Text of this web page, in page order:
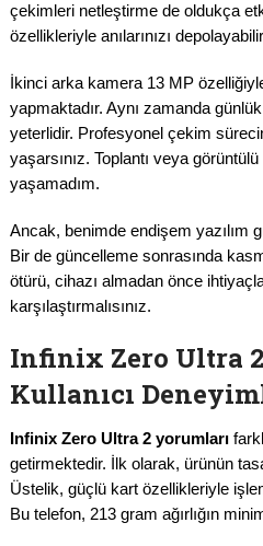
çekimleri netleştirme de oldukça
özellikleriyle anılarınızı
İkinci arka kamera 13 MP
yapmaktadır. Aynı zamanda
yeterlidir. Profesyonel çekim
yaşarsınız. Toplantı veya
yaşamadım.
Ancak, benimde endişem yazılım
Bir de güncelleme sonrasında
ötürü, cihazı almadan önce
karşılaştırmalısınız.
Infinix Zero Ultra
Kullanıcı
Infinix Zero Ultra 2 yorumları
getirmektedir. İlk olarak, ürünün
Üstelik, güçlü kart özellikleriyle
Bu telefon, 213 gram ağırlığın